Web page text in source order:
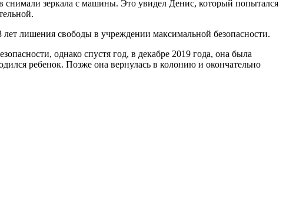
зеркала с машины. Это увидел Денис, который попытался
лишения свободы в учреждении максимальной безопасности.
однако спустя год, в декабре 2019 года, она была
ребенок. Позже она вернулась в колонию и окончательно